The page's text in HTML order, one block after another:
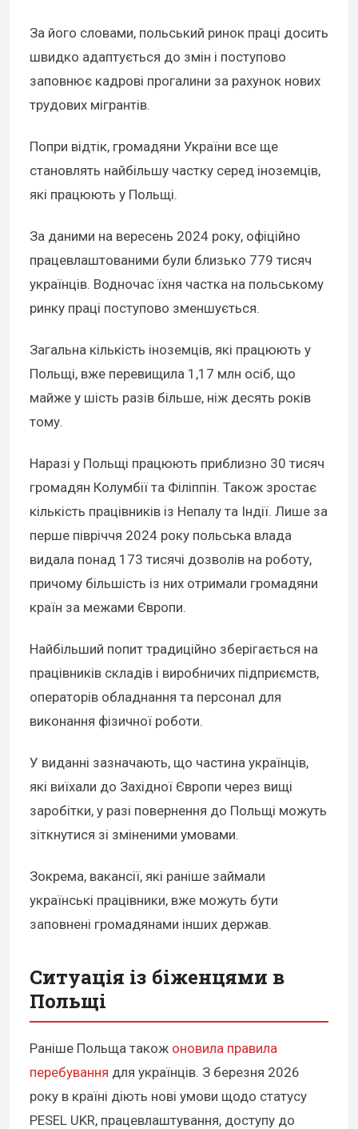
За його словами, польський ринок праці досить
швидко адаптується до змін і поступово
заповнює кадрові прогалини за рахунок нових
трудових мігрантів.
Попри відтік, громадяни України все ще
становлять найбільшу частку серед іноземців,
які працюють у Польщі.
За даними на вересень 2024 року, офіційно
працевлаштованими були близько 779 тисяч
українців. Водночас їхня частка на польському
ринку праці поступово зменшується.
Загальна кількість іноземців, які працюють у
Польщі, вже перевищила 1,17 млн осіб, що
майже у шість разів більше, ніж десять років
тому.
Наразі у Польщі працюють приблизно 30 тисяч
громадян Колумбії та Філіппін. Також зростає
кількість працівників із Непалу та Індії. Лише за
перше півріччя 2024 року польська влада
видала понад 173 тисячі дозволів на роботу,
причому більшість із них отримали громадяни
країн за межами Європи.
Найбільший попит традиційно зберігається на
працівників складів і виробничих підприємств,
операторів обладнання та персонал для
виконання фізичної роботи.
У виданні зазначають, що частина українців,
які виїхали до Західної Європи через вищі
заробітки, у разі повернення до Польщі можуть
зіткнутися зі зміненими умовами.
Зокрема, вакансії, які раніше займали
українські працівники, вже можуть бути
заповнені громадянами інших держав.
Ситуація із біженцями в
Польщі
Раніше Польща також оновила правила
перебування для українців. З березня 2026
року в країні діють нові умови щодо статусу
PESEL UKR, працевлаштування, доступу до